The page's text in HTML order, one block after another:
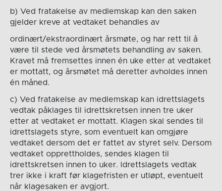
b) Ved fratakelse av medlemskap kan den saken
gjelder kreve at vedtaket behandles av
ordinært/ekstraordinært årsmøte, og har rett til å
være til stede ved årsmøtets behandling av saken.
Kravet må fremsettes innen én uke etter at vedtaket
er mottatt, og årsmøtet må deretter avholdes innen
én måned.
c) Ved fratakelse av medlemskap kan idrettslagets
vedtak påklages til idrettskretsen innen tre uker
etter at vedtaket er mottatt. Klagen skal sendes til
idrettslagets styre, som eventuelt kan omgjøre
vedtaket dersom det er fattet av styret selv. Dersom
vedtaket opprettholdes, sendes klagen til
idrettskretsen innen to uker. Idrettslagets vedtak
trer ikke i kraft før klagefristen er utløpt, eventuelt
når klagesaken er avgjort.